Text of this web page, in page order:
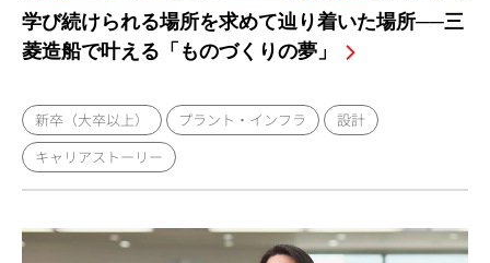
学び続けられる場所を求めて辿り着いた場所──三
菱造船で叶える「ものづくりの夢」
新卒（大卒以上） プラント・インフラ
設計
キャリアストーリー